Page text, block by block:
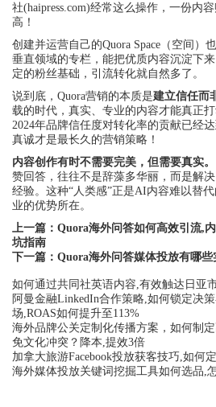
社(haipress.com)经常这么操作，一份内
高！
创建并运营自己的Quora Space（空间）
垂直领域的专栏，能把优质内容沉淀下
定的粉丝基础，引流转化就自然多了。
说到底，Quora营销的本质是建立信任而
载的时代，真实、专业的内容才能真正
2024年品牌信任度对转化率的贡献已经
真诚才是最长久的营销策略！
内容创作有时不需要完美，但需要真实。
赞回答，往往不是辞藻多华丽，而是解
经验。这种“人类感”正是AI内容难以替
业的优势所在。
上一篇： Quora海外问答如何高效引流,
坑指南
下一篇： Quora海外问答媒体投放有哪些
如何通过共同社英语内容,有效触达日亚
阿曼金融LinkedIn合作策略,如何锁定决
场,ROAS如何提升至113%
海外品牌公关定制化传播方案，如何制
免文化冲突？降本,提效3倍
加拿大旅游Facebook投放获客技巧,如何
海外媒体投放关键词挖掘工具如何选品,